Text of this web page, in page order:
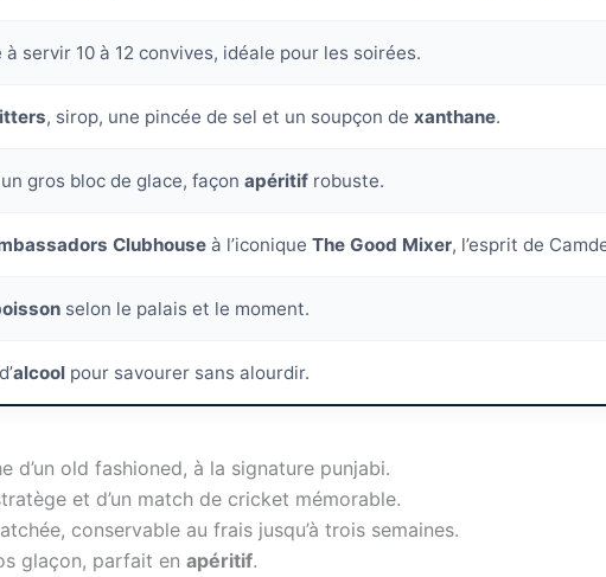
servir 10 à 12 convives, idéale pour les soirées.
, sirop, une pincée de sel et un soupçon dexanthane.
gros bloc de glace, façonapéritif robuste.
Clubhouse à l’iconiqueThe Good Mixer, l’esprit de
selon le palais et le moment.
alcool pour savourer sans alourdir.
d’un old fashioned, à la signature punjabi.
et d’un match de cricket mémorable.
conservable au frais jusqu’à trois semaines.
glaçon, parfait enapéritif.